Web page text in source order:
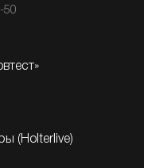
50
(Holterlive)